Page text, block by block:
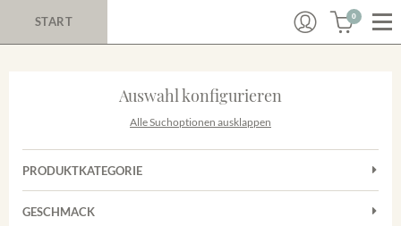
START 0
Auswahl konfigurieren
Alle Suchoptionen ausklappen
PRODUKTKATEGORIE
Rotwein
GESCHMACK